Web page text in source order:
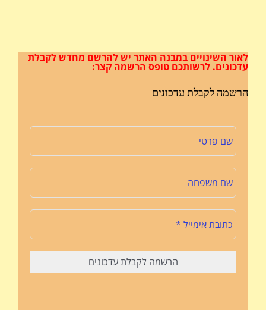
לאור השינויים במבנה האתר יש להרשם מחדש לקבלת
עדכונים. לרשותכם טופס הרשמה קצר:
הרשמה לקבלת עדכונים